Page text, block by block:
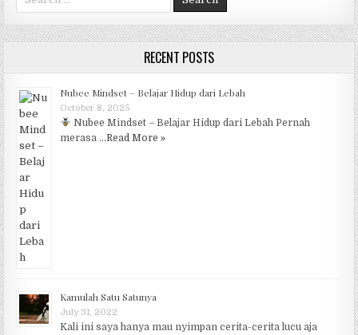
RECENT POSTS
Nubee Mindset – Belajar Hidup dari Lebah
October 8, 2025
Nubee Mindset – Belajar Hidup dari Lebah Pernah
merasa …Read More »
Kamulah Satu Satunya
July 31, 2022
Kali ini saya hanya mau nyimpan cerita-cerita lucu aja